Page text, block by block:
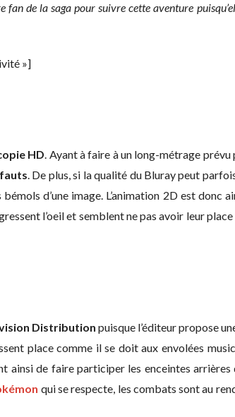
fan de la saga pour suivre cette aventure
»]
HD. Ayant à faire à un long-métrage prévu
. De plus, si la qualité du Bluray peut
d’une image. L’animation 2D est donc
l’oeil et semblent ne pas avoir leur
Distribution puisque l’éditeur propose
place comme il se doit aux envolées
ainsi de faire participer les enceintes
qui se respecte, les combats sont au